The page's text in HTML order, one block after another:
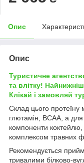
Опис
Опис
Туристичне
та влітку!
Клікай і замовляй
Склад цього протеїну
глютамін, BCAA, а
компоненти коктейлю,
комплексом травних
Рекомендується
тривалими білково-